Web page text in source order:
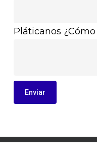
Pláticanos
Enviar